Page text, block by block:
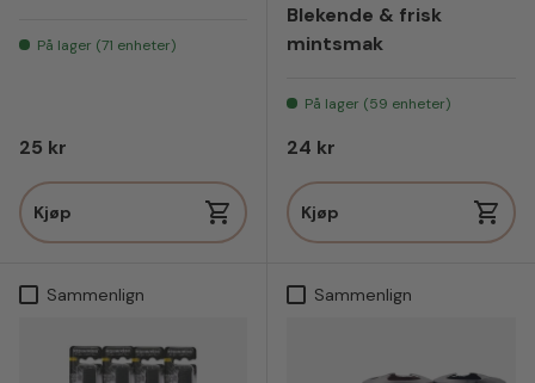
På lager (71 enheter)
Vanlig pris
25 kr
Kjøp
Blekende & frisk
mintsmak
På lager (59 enheter)
Vanlig pris
24 kr
Kjøp
Sammenlign Sammenlign